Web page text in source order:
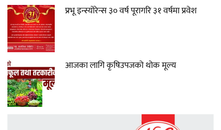
प्रभू इन्स्योरेन्स ३० वर्ष पूरागरि ३१ वर्षमा प्रवेश
आजका लागि कृषिउपजको थोक मूल्य